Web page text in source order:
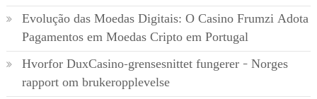
Evolução das Moedas Digitais: O Casino Frumzi Adota
Pagamentos em Moedas Cripto em Portugal
Hvorfor DuxCasino-grensesnittet fungerer – Norges
rapport om brukeropplevelse